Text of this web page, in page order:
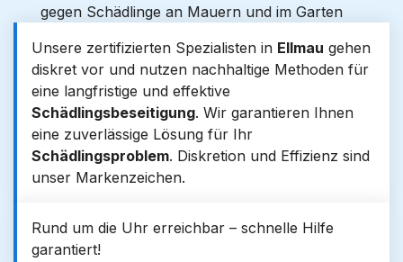
gegen Schädlinge an Mauern und im Garten
Unsere zertifizierten Spezialisten in Ellmau gehen
diskret vor und nutzen nachhaltige Methoden für
eine langfristige und effektive
Schädlingsbeseitigung. Wir garantieren Ihnen
eine zuverlässige Lösung für Ihr
Schädlingsproblem. Diskretion und Effizienz sind
unser Markenzeichen.
Rund um die Uhr erreichbar – schnelle Hilfe
garantiert!